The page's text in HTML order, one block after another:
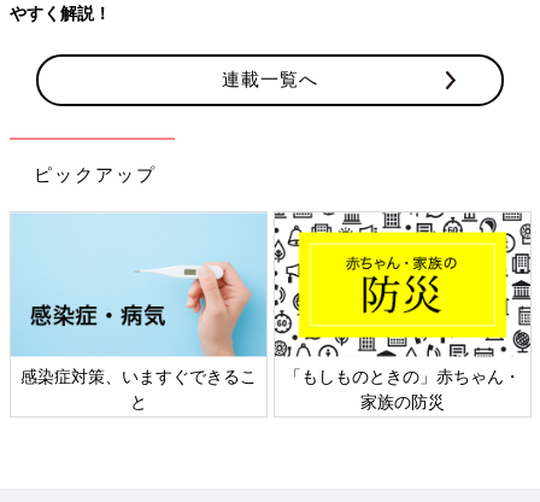
連載一覧へ
ピックアップ
ん・
日本外来小児科学会リーフレッ
六星占術 細木かおりさんの
相談